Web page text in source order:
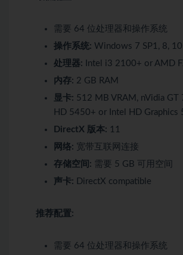
需要 64 位处理器和操作系统
操作系统: Windows 7 SP1, 8, 10
处理器: Intel i3 2100+ or AMD
内存: 2 GB RAM
显卡: 512 MB VRAM, nVidia
HD 5450+ or Intel HD Graphics
DirectX 版本: 11
网络: 宽带互联网连接
存储空间: 需要 5 GB 可用空间
声卡: DirectX compatible
推荐配置:
需要 64 位处理器和操作系统